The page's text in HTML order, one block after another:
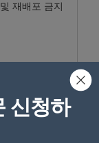
재배포 금지
신청하